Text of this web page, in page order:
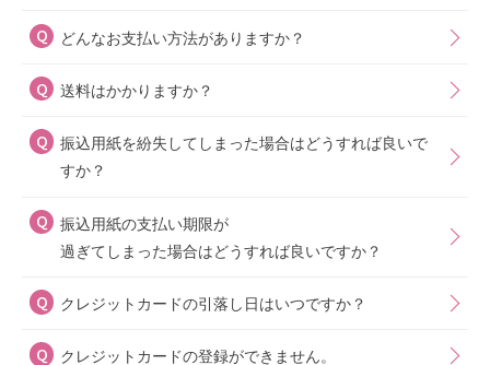
どんなお支払い方法がありますか？
送料はかかりますか？
振込用紙を紛失してしまった場合はどうすれば良いで
すか？
振込用紙の支払い期限が
過ぎてしまった場合はどうすれば良いですか？
クレジットカードの引落し日はいつですか？
クレジットカードの登録ができません。